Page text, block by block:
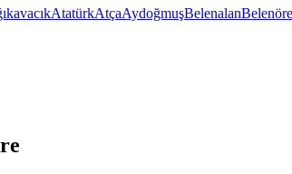
AtatürkAtçaAydoğmuşBelenalan